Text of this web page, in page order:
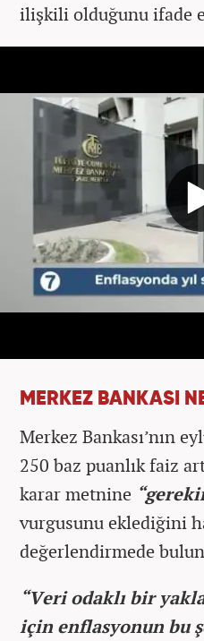
ilişkili olduğunu ifade
MERKEZ BANKASI
Merkez Bankası’nın
250 baz puanlık faiz
karar metnine
vurgusunu eklediğini
değerlendirmede
“Veri odaklı bir
için enflasyonun bu